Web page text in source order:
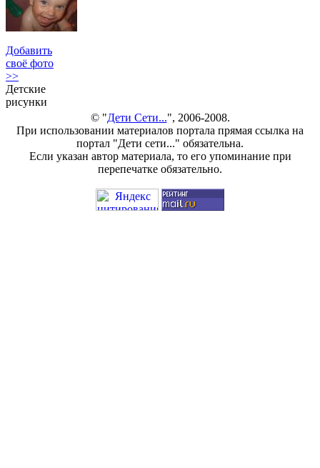
Добавить
своё фото
>>
Детские
рисунки
© "Дети Сети...", 2006-2008.
При использовании материалов портала прямая ссылка на
портал "Дети сети..." обязательна.
Если указан автор материала, то его упоминание при
перепечатке обязательно.